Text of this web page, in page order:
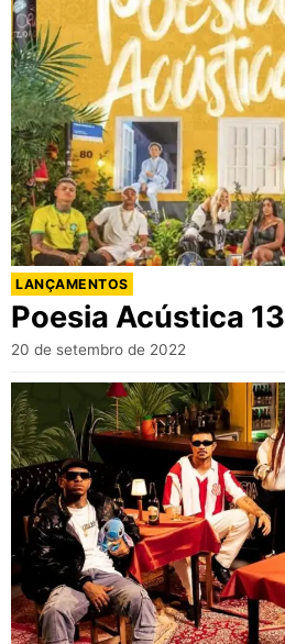
LANÇAMENTOS
Poesia Acústica 13
20 de setembro de 2022